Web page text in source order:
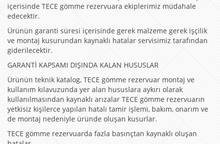
içerisinde TECE gömme rezervuara ekiplerimiz müdahale
edecektir.
Ürünün garanti süresi içerisinde gerek malzeme gerek işçilik
ve montaj kusurundan kaynaklı hatalar servisimiz tarafından
giderilecektir.
GARANTİ KAPSAMI DIŞINDA KALAN HUSUSLAR
Ürünün teknik katalog, TECE gömme rezervuar montaj ve
kullanım kılavuzunda yer alan hususlara aykırı olarak
kullanılmasından kaynaklı arızalar TECE gömme rezervuarın
yetkisiz kişilerce yapılan hatalı tamir işlemi, bakım, onarım ve
de montaj nedeniyle üründe oluşan kusurlar.
TECE gömme rezervuarda fazla basınçtan kaynaklı oluşan